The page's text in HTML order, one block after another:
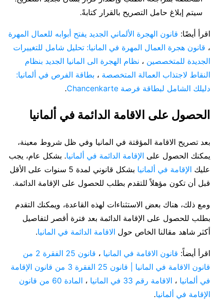
سيتم إبلاغ حامل التصريح بالقرار كتابةً.
اقرأ أيضًا: قانون الهجرة الألماني الجديد يفتح أبوابه للعمال المهرة
، قانون هجرة العمال المهرة في المانيا: تحليل شامل للتغييرات
الجديدة للمتخصصين ، نظام الهجرة الى المانيا الجديد بنظام
النقاط لاجتذاب العمالة المتخصصة ، بطاقة الفرص في ألمانيا:
دليلك الشامل لبطاقة فرصة Chancenkarte
.
الحصول على الاقامة الدائمة في ألمانيا
بعد تصريح الاقامة المؤقتة في المانيا وفي ظل شروط معينة،
يمكنك الحصول على الإقامة الدائمة في ألمانيا. بشكل عام، يجب
عليك الإقامة في ألمانيا
بشكل قانوني لمدة 5 سنوات على الأقل
قبل أن تكون مؤهلاً للتقدم بطلب للحصول على الإقامة الدائمة.
ومع ذلك، هناك بعض الاستثناءات لهذه القاعدة، ويمكنك التقدم
بطلب للحصول على الإقامة الدائمة بعد فترة أقصر لتفاصيل
أكثر شاهد مقالنا الخاص حول الاقامة الدائمة في المانيا.
اقرأ أيضاً: قانون الاقامة في المانيا ،
قانون 25 الفقرة 2 من
قانون الاقامة في المانيا | قانون 25 الفقرة 3 من قانون الإقامة
في ألمانيا ، الاقامة رقم 33 في المانيا ،
المادة 60 من قانون
الإقامة في ألمانيا.